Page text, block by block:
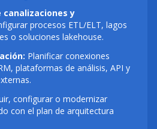
canalizaciones y
procesos ETL/ELT, lagos
o soluciones lakehouse.
Planificar conexiones
plataformas de análisis, API y
configurar o modernizar
con el plan de arquitectura